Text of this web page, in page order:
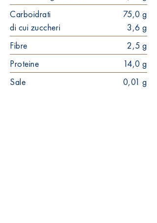
Carboidrati
di cui zuccheri
75,0 g
3,6 g
Fibre
2,5 g
Proteine
14,0 g
Sale
0,01 g